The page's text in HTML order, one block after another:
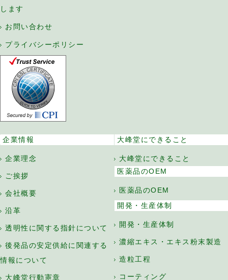
します
お問い合わせ
プライバシーポリシー
企業情報
企業理念
ご挨拶
会社概要
沿革
透明性に関する指針について
後発品の安定供給に関連する
情報について
大峰堂行動憲章
大峰堂にできること
大峰堂にできること
医薬品のOEM
医薬品のOEM
開発・生産体制
開発・生産体制
濃縮エキス・エキス粉末製造
造粒工程
コーティング